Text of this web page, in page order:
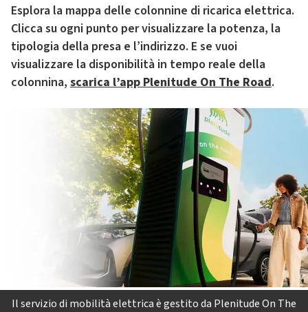
Esplora la mappa delle colonnine di ricarica elettrica.
Clicca su ogni punto per visualizzare la potenza, la
tipologia della presa e l’indirizzo. E se vuoi
visualizzare la disponibilità in tempo reale della
colonnina, scarica l’app Plenitude On The Road.
Il servizio di mobilità elettrica è gestito da Plenitude On The